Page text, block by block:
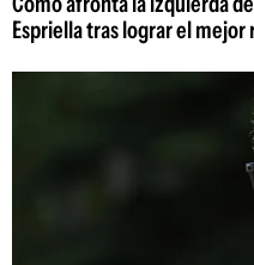
Espriella tras lograr el